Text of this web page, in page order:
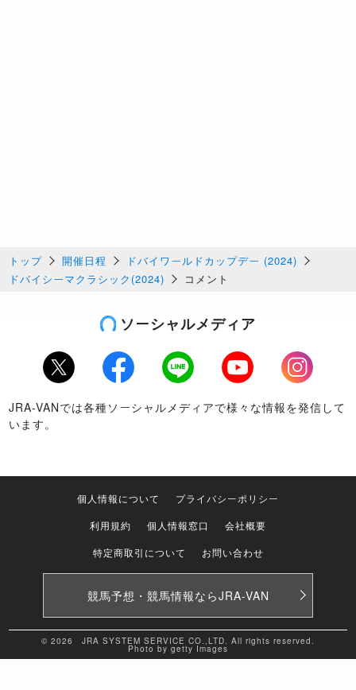
トップ 開催日程
ドバイワールドカップデー (2024)
ドバイシーマクラシック(2024)
コメント
ソーシャルメディア
Twitter Facebook LINE Youtube
Instagram
JRA-VANでは各種ソーシャルメディアで様々な情報を発信して
います。
個人情報について
プライバシーポリシー
利用規約
個人情報窓口
会社概要
特定商取引について
お問い合わせ
競馬予想・競馬情報ならJRA-VAN
© 2026 JRA SYSTEM SERVICE CO.,LTD. All rights reserved.
Photo by getty Images